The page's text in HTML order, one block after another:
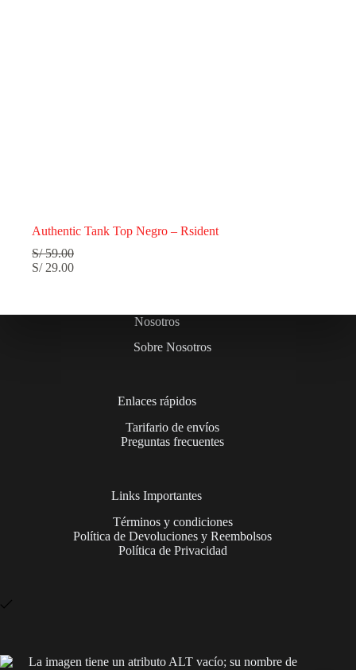
Authentic Tank Top Negro – Rsident
S/59.00
S/29.00
Nosotros
Sobre Nosotros
Enlaces rápidos
Tarifario de envíos
Preguntas frecuentes
Links Importantes
Términos y condiciones
Política de Devoluciones y Reembolsos
Política de Privacidad